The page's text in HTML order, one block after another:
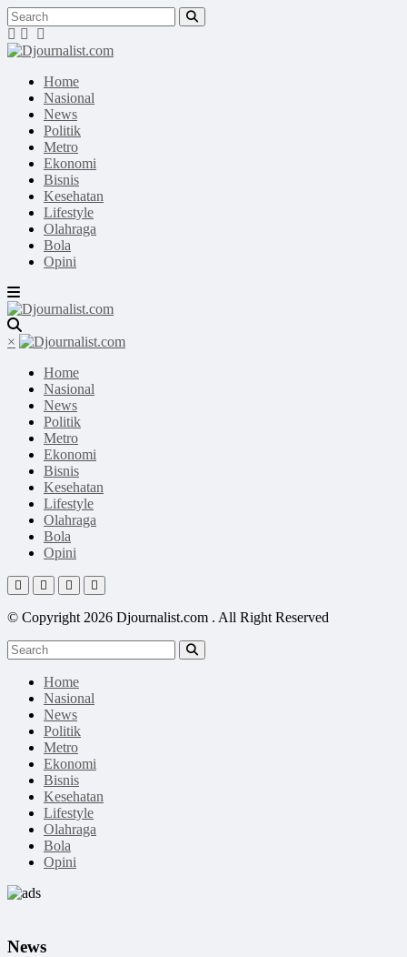
Home
Nasional
News
Politik
Metro
Ekonomi
Bisnis
Kesehatan
Lifestyle
Olahraga
Bola
Opini
×
Home
Nasional
News
Politik
Metro
Ekonomi
Bisnis
Kesehatan
Lifestyle
Olahraga
Bola
Opini
© Copyright 2026 Djournalist.com . All Right Reserved
Home
Nasional
News
Politik
Metro
Ekonomi
Bisnis
Kesehatan
Lifestyle
Olahraga
Bola
Opini
News